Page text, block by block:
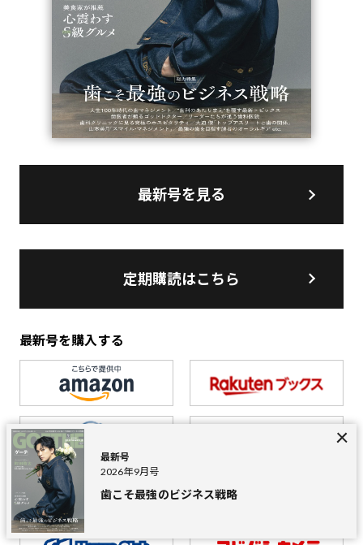
最新号を見る
定期購読はこちら
最新号を購入する
最新号
2026年9月号
歯こそ最強のビジネス戦略